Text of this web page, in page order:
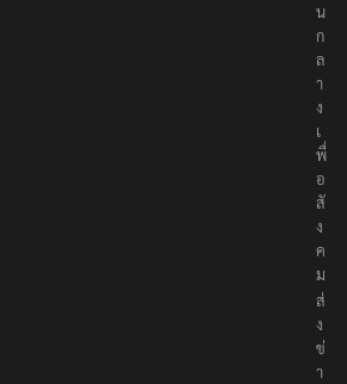
น
ก
ล
า
ง
เ
พื่
อ
สั
ง
ค
ม
ส่
ง
ข่
า